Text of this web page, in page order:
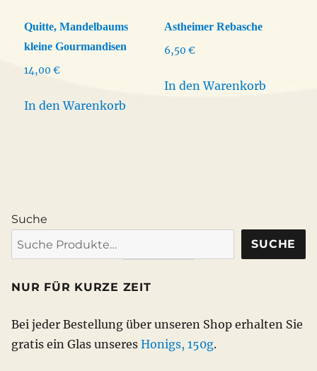
Quitte, Mandelbaums
kleine Gourmandisen
14,00€
In den Warenkorb
Astheimer Rebasche
6,50 €
In den Warenkorb
Suche
SUCHE
NUR FÜR KURZE ZEIT
Bei jeder Bestellung über unseren Shop erhalten Sie
gratis ein Glas unseres Honigs, 150g.